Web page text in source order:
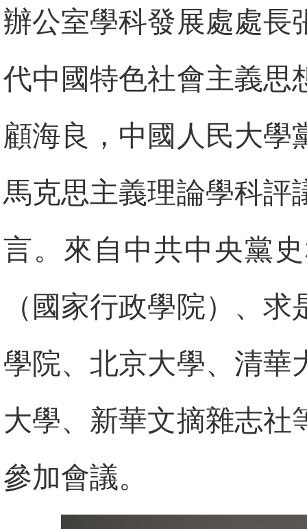
辦公室學科發展處處長
代中國特色社會主義思
顧海良，中國人民大學
馬克思主義理論學科評
言。來自中共中央黨
（國家行政學院）、
學院、北京大學、清華
大學、新華文摘雜志社
參加會議。